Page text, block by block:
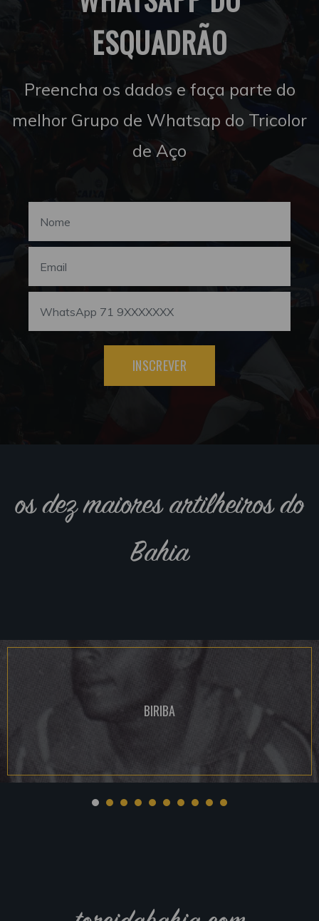
ESQUADRÃO
Preencha os dados e faça parte do
melhor Grupo de Whatsap do Tricolor
de Aço
INSCREVER
os dez maiores artilheiros do
Bahia
BIRIBA